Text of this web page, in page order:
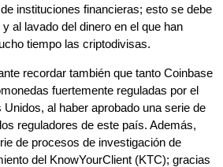
instituciones financieras; esto se debe
al lavado del dinero en el que han
tiempo las criptodivisas.
recordar también que tanto Coinbase
fuertemente reguladas por el
al haber aprobado una serie de
reguladores de este país. Además,
de procesos de investigación de
del KnowYourClient (KTC); gracias